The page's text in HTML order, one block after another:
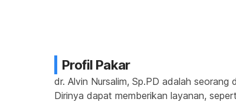
Profil Pakar
dr. Alvin Nursalim, Sp.PD adalah
Dirinya dapat memberikan layanan,